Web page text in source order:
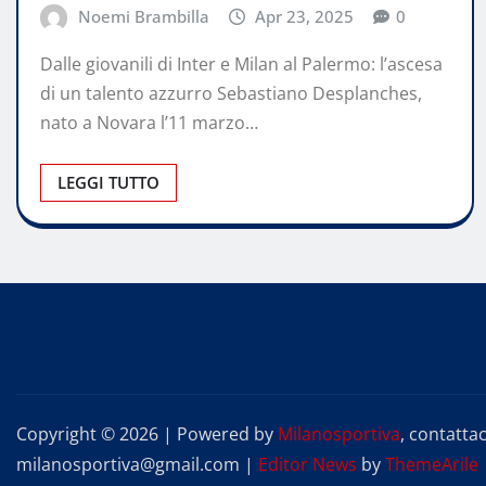
Noemi Brambilla Apr 23, 2025 0
Dalle giovanili di Inter e Milan al Palermo: l’ascesa
di un talento azzurro Sebastiano Desplanches,
nato a Novara l’11 marzo…
LEGGI TUTTO
Copyright © 2026 | Powered by Milanosportiva,
milanosportiva@gmail.com | Editor News byThemeArile